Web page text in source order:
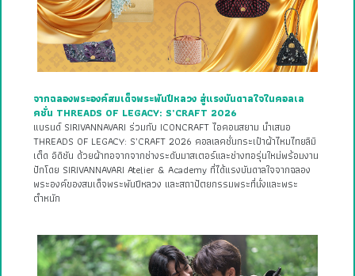
จากฉลองพระองค์สมเด็จพระพันปีหลวง สู่แรงบันดาลใจในคอลเล
คชั่น THREADS OF LEGACY: S’CRAFT 2026
แบรนด์ SIRIVANNAVARI ร่วมกับ ICONCRAFT ไอคอนสยาม นำเสนอ
THREADS OF LEGACY: S’CRAFT 2026 คอลเลคชั่นกระเป๋าผ้าไหมไทยลิมิ
เต็ด อิดิชัน ด้วยผ้าทอจากจากช่างระดับมาสเตอร์และช่างทอรุ่นใหม่พร้อมงาน
ปักโดย SIRIVANNAVARI Atelier & Academy ที่ได้แรงบันดาลใจจากฉลอง
พระองค์ของสมเด็จพระพันปีหลวง และสถาปัตยกรรมพระที่นั่งและพระ
ตำหนัก